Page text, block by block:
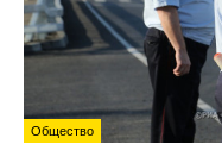
Общество